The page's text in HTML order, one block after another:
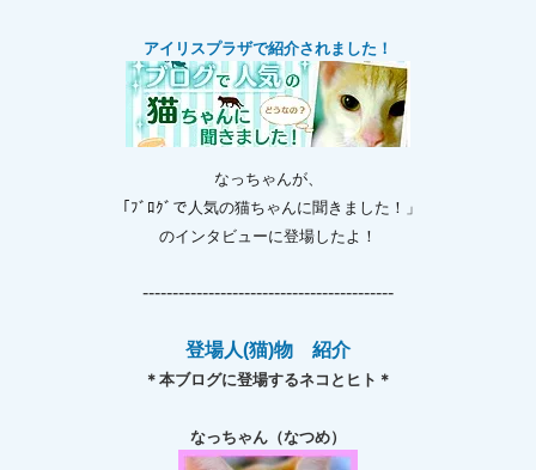
アイリスプラザで紹介されました！
なっちゃんが、
「ﾌﾞﾛｸﾞで人気の猫ちゃんに聞きました！」
のインタビューに登場したよ！
------------------------------------------
登場人(猫)物 紹介
＊本ブログに登場するネコとヒト＊
なっちゃん（なつめ）